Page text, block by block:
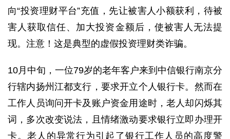
向“投资理财平台”充值，先让被害人小额获利，待被
害人获取信任、加大投资金额后，使被害人无法提
现。注意！这是典型的虚假投资理财类诈骗。
10月中旬，一位79岁的老年客户来到中信银行南京分
行辖内扬州江都支行，要求开立个人银行卡。然而在
工作人员询问开卡及账户资金用途时，老人却闪烁其
词，多次改变说法，且情绪激动要求银行立即办理开
卡。老人的异常行为引起了银行工作人员的高度警